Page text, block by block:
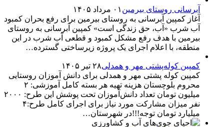
آبرسانی روستای بیرمین ۰۱ مرداد ۱۴۰۵
آغاز کمپین آبرسانی به روستای بیرمین برای رفع بحران کمبود
آب شرب «آب، حق زندگی است» کمپین آبرسانی به روستای
بیرمین با هدف رفع مشکل کمبود و قطعی آب شرب در این
منطقه، با اعلام اجرای یک پروژه زیرساختی گسترده…
کمپین کوله‌پشتی مهر و همدلی۲۸ تیر ۱۴۰۵
کمپین کوله‌ پشتی مهر و همدلی برای دانش آموزان روستایی
محروم بلوچستان هزینه تهیه هر بسته کامل آموزشی: ۲
میلیون تومان تعداد دانش‌آموزان تحت پوشش این طرح: ۲۰۰۰
نفر میزان مشارکت مورد نیاز برای اجرای کامل طرح:۴
میلیارد تومان توجه!!!در شهرستان…